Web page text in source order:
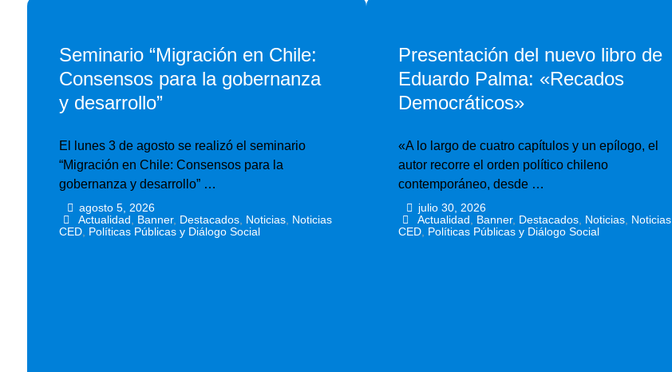
Seminario “Migración en Chile:
Consensos para la gobernanza
y desarrollo”
El lunes 3 de agosto se realizó el seminario
“Migración en Chile: Consensos para la
gobernanza y desarrollo” …
agosto 5, 2026
Actualidad Banner, Destacados, Noticias, Noticias
CED Políticas Públicas y Diálogo Social
Presentación del nuevo libro de
Eduardo Palma: «Recados
Democráticos»
«A lo largo de cuatro capítulos y un epílogo, el
autor recorre el orden político chileno
contemporáneo, desde …
julio 30, 2026
Actualidad Banner, Destacados, Noticias, Noticias
CED Políticas Públicas y Diálogo Social